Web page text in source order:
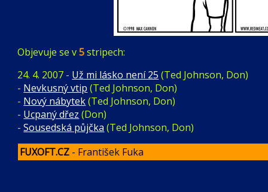
Objevuje se v5stripech:
24. 4. 2007 - Už mi lásko není 25 (Ted Johnson, Don)
- Nevkusný vtip (Ted Johnson, Don)
- Nový nábytek(Ted Johnson, Don)
- Ucpaný dřez (Don)
-Sousedská půjčka (Ted Johnson, Don)
FUXOFT.CZ- František Fuka